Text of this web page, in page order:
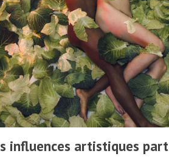
influences artistiques